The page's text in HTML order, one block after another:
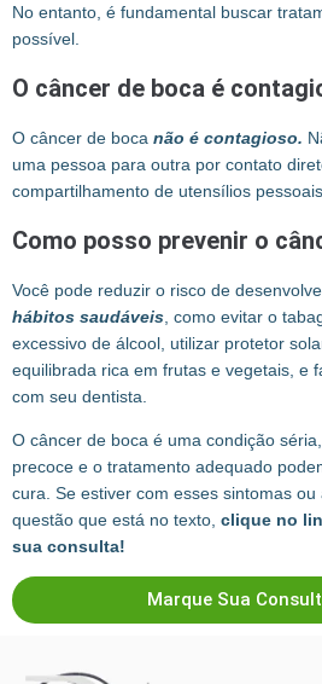
No entanto, é fundamental buscar
possível.
O câncer de boca é
O câncer de boca não é contagioso.
uma pessoa para outra por contato
compartilhamento de utensílios
Como posso prevenir o
Você pode reduzir o risco de
hábitos saudáveis, como evitar o
excessivo de álcool, utilizar protetor
equilibrada rica em frutas e vegetais, e
com seu dentista.
O câncer de boca é uma condição
precoce e o tratamento adequado
cura. Se estiver com esses sintomas
questão que está no texto, clique no
sua consulta!
Marque Sua